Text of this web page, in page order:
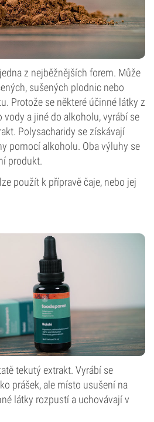
z nejběžnějších forem. Může
sušených plodnic nebo
Protože se některé účinné látky z
a jiné do alkoholu, vyrábí se
Polysacharidy se získávají
pomocí alkoholu. Oba výluhy se
produkt.
použít k přípravě čaje, nebo jej
tekutý extrakt. Vyrábí se
prášek, ale místo usušení na
látky rozpustí a uchovávají v